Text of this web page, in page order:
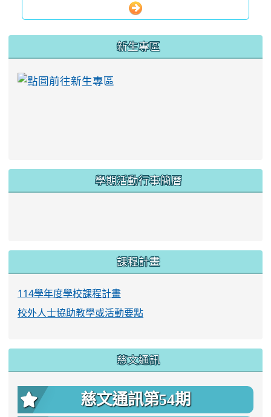
::: 新生專區
學期活動行事簡曆
課程計畫
114學年度學校課程計畫
校外人士協助教學或活動要點
慈文通訊
慈文通訊第54期